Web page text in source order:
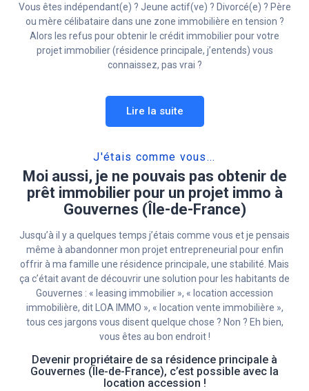
Vous êtes indépendant(e) ? Jeune actif(ve) ? Divorcé(e) ? Père
ou mère célibataire dans une zone immobilière en tension ?
Alors les refus pour obtenir le crédit immobilier pour votre
projet immobilier (résidence principale, j’entends) vous
connaissez, pas vrai ?
Lire la suite
J'étais comme vous...
Moi aussi, je ne pouvais pas obtenir de
prêt immobilier pour un projet immo à
Gouvernes (Île-de-France)
Jusqu’à il y a quelques temps j’étais comme vous et je pensais
même à abandonner mon projet entrepreneurial pour enfin
offrir à ma famille une résidence principale, une stabilité. Mais
ça c’était avant de découvrir une solution pour les habitants de
Gouvernes : « leasing immobilier », « location accession
immobilière, dit LOA IMMO », « location vente immobilière »,
tous ces jargons vous disent quelque chose ? Non ? Eh bien,
vous êtes au bon endroit !
Devenir propriétaire de sa résidence principale à
Gouvernes (Île-de-France), c’est possible avec la
location accession !